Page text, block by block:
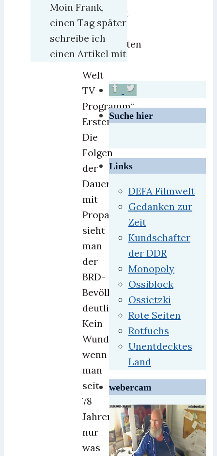
Nachricht
im
sogenannten
“
Welt
TV-
Programm“.
Erstens:
Die
Folgen
der
Dauerberieselung
mit
Propaganda
sieht
man
der
BRD-
Bevölkerung
deutlich.
Kein
Wunder,
wenn
man
seit
78
Jahren
nur
was
Moin Frank,
einen Tag später
schreibe ich
einen Artikel mit
Suche hier
Links
DEFA Filmwelt
Gedanken zur
Zeit
Kundschafter
der DDR
Monopoly
Ossiblock
Ossietzki
Rote Seiten
Rotfuchs
Unentdecktes
Land
webercam